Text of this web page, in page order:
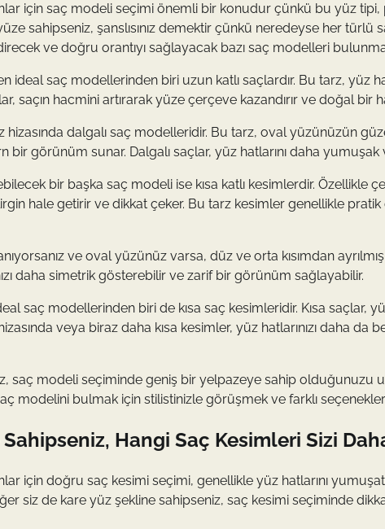
için saç modeli seçimi önemli bir konudur çünkü bu yüz
sahipseniz, şanslısınız demektir çünkü neredeyse her türlü
ve doğru orantıyı sağlayacak bazı saç modelleri
ideal saç modellerinden biri uzun katlı saçlardır. Bu tarz, yüz
saçın hacmini artırarak yüze çerçeve kazandırır ve doğal bir
hizasında dalgalı saç modelleridir. Bu tarz, oval yüzünüzün
görünüm sunar. Dalgalı saçlar, yüz hatlarını daha yumuşak
bir başka saç modeli ise kısa katlı kesimlerdir. Özellikle
hale getirir ve dikkat çeker. Bu tarz kesimler genellikle
ve oval yüzünüz varsa, düz ve orta kısımdan
daha simetrik gösterebilir ve zarif bir görünüm sağlayabilir.
saç modellerinden biri de kısa saç kesimleridir. Kısa saçlar,
veya biraz daha kısa kesimler, yüz hatlarınızı daha
saç modeli seçiminde geniş bir yelpazeye sahip olduğunuzu
modelini bulmak için stilistinizle görüşmek ve farklı
Hangi Saç Kesimleri Sizi
için doğru saç kesimi seçimi, genellikle yüz hatlarını
siz de kare yüz şekline sahipseniz, saç kesimi seçiminde